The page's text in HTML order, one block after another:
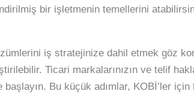
bir işletmenin temellerini
iş stratejinize dahil etmek göz
Ticari markalarınızın ve telif
Bu küçük adımlar, KOBİ’ler